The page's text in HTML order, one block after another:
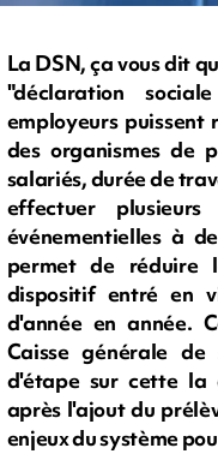
La DSN, ça vous dit
"déclaration
employeurs
des organismes de
salariés, durée de
effectuer
événementielles à
permet de réduire
dispositif entré en
d'année en année.
Caisse générale
d'étape sur cette la
après l'ajout du
enjeux du système